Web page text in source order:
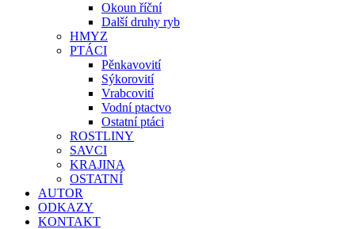
Okoun říční
Další druhy ryb
HMYZ
PTÁCI
Pěnkavovití
Sýkorovití
Vrabcovití
Vodní ptactvo
Ostatní ptáci
ROSTLINY
SAVCI
KRAJINA
OSTATNÍ
AUTOR
ODKAZY
KONTAKT